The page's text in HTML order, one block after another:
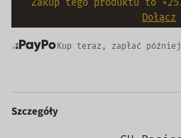
Zakup tego produktu to
Dołącz
Kup teraz, zapłać
Szczegóły